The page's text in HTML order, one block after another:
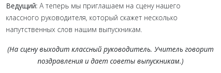
Ведущий: А теперь мы приглашаем на сцену нашего
классного руководителя, который скажет несколько
напутственных слов нашим выпускникам.
(На сцену выходит классный руководитель. Учитель говорит
поздравления и дает советы выпускникам.)